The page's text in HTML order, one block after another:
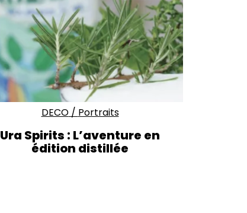
DECO/ Portraits
Ura Spirits : L’aventure en
édition distillée